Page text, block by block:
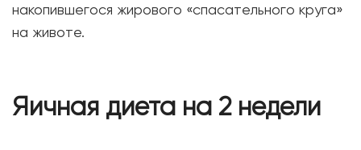
накопившегося жирового «спасательного круга»
на животе.
Яичная диета на 2 недели